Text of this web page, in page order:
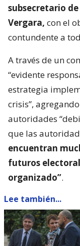
subsecretario
Vergara, con el
contundente a
A través de un
“evidente
estrategia
crisis”,
autoridades
que las
encuentran
futuros
organizado”.
Lee también...